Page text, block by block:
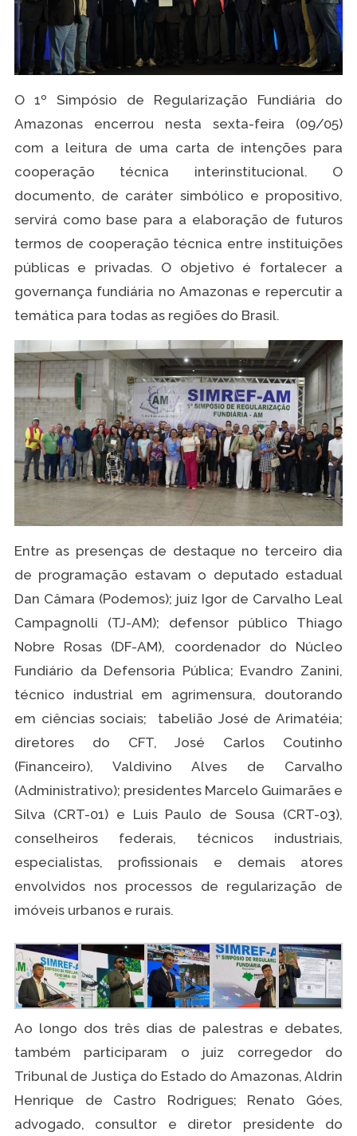
O 1º Simpósio de Regularização Fundiária do
Amazonas encerrou nesta sexta-feira (09/05)
com a leitura de uma carta de intenções para
cooperação técnica interinstitucional. O
documento, de caráter simbólico e propositivo,
servirá como base para a elaboração de futuros
termos de cooperação técnica entre instituições
públicas e privadas. O objetivo é fortalecer a
governança fundiária no Amazonas e repercutir a
temática para todas as regiões do Brasil.
Entre as presenças de destaque no terceiro dia
de programação estavam o deputado estadual
Dan Câmara (Podemos); juiz Igor de Carvalho Leal
Campagnolli (TJ-AM); defensor público Thiago
Nobre Rosas (DF-AM), coordenador do Núcleo
Fundiário da Defensoria Pública; Evandro Zanini,
técnico industrial em agrimensura, doutorando
em ciências sociais; tabelião José de Arimatéia;
diretores do CFT, José Carlos Coutinho
(Financeiro), Valdivino Alves de Carvalho
(Administrativo); presidentes Marcelo Guimarães e
Silva (CRT-01) e Luis Paulo de Sousa (CRT-03),
conselheiros federais, técnicos industriais,
especialistas, profissionais e demais atores
envolvidos nos processos de regularização de
imóveis urbanos e rurais.
Ao longo dos três dias de palestras e debates,
também participaram o juiz corregedor do
Tribunal de Justiça do Estado do Amazonas, Aldrin
Henrique de Castro Rodrigues; Renato Góes,
advogado, consultor e diretor presidente do